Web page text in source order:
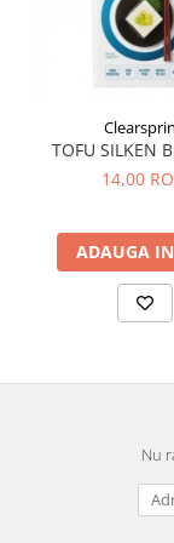
Îmbătrânire
Întineritor al pielii
Înțepături de
TOFU SILKEN
14,00
ADAUGA
Nu